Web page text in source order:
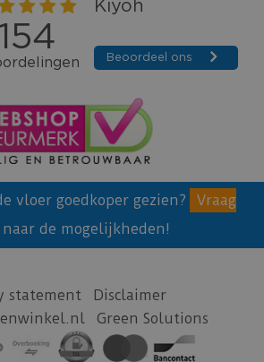
vloer goedkoper gezien?
Vraag
naar de mogelijkheden!
statement
Disclaimer
Green Solutions